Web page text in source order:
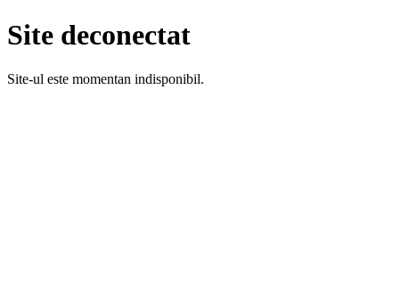
Site deconectat
Site-ul este momentan indisponibil.